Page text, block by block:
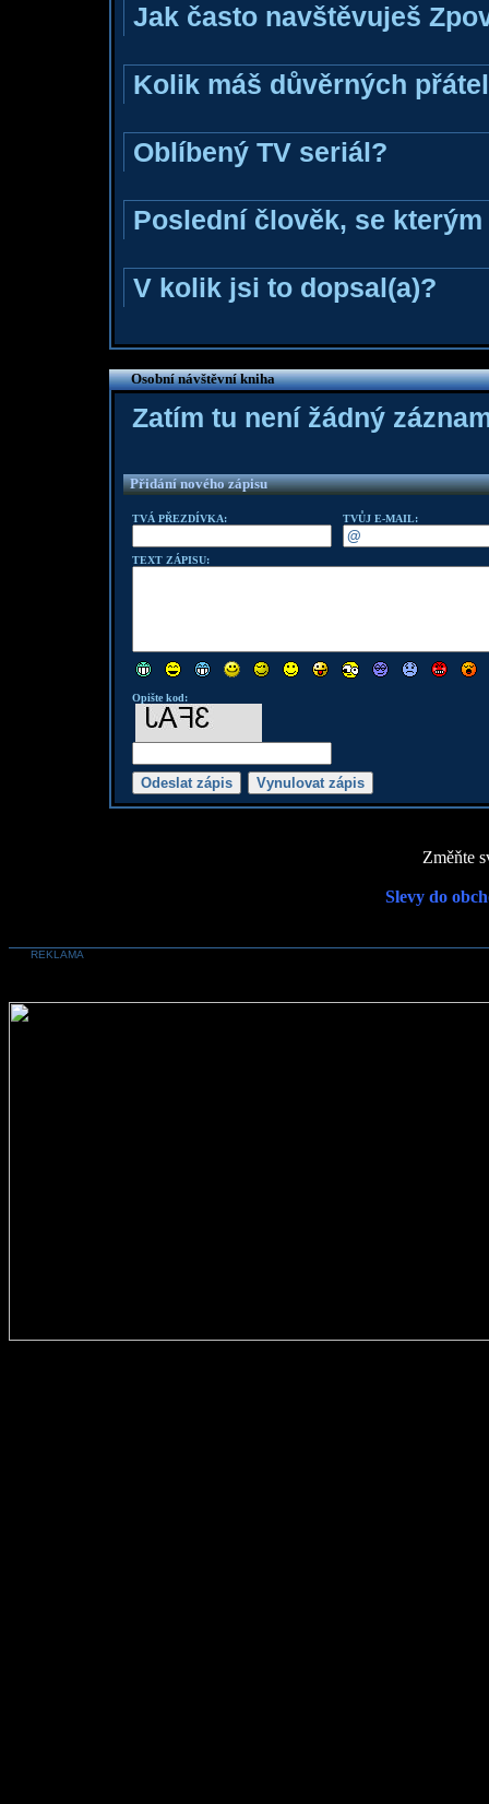
Jak často navštěvuješ
Kolik máš důvěrných
Oblíbený TV seriál?
Poslední člověk, se
V kolik jsi to dopsal(a)?
Osobní návštěvní kniha
Zatím tu není žádný
Přidání nového zápisu
TVÁ PŘEZDÍVKA: TVŮJ E-MAIL:
TEXT ZÁPISU:
Opište kod:
Změňte
Slevy do
REKLAMA